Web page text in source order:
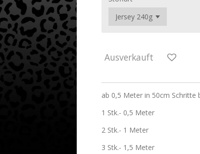
Ausverkauft
ab 0,5 Meter in 50cm Schritte
1 Stk.- 0,5 Meter
2 Stk.- 1 Meter
3 Stk.- 1,5 Meter